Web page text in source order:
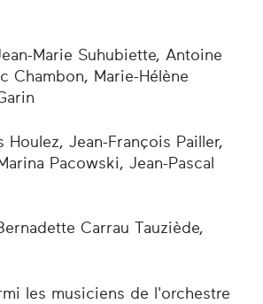
Marie Suhubiette, Antoine
Chambon, Marie-Hélène
Houlez, Jean-François Pailler,
Pacowski, Jean-Pascal
Carrau Tauziède,
les musiciens de l'orchestre